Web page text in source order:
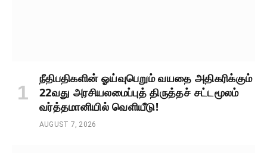
நீதிபதிகளின் ஓய்வுபெறும் வயதை அதிகரிக்கும்
22வது அரசியலமைப்புத் திருத்தச் சட்டமூலம்
வர்த்தமானியில் வெளியீடு!
AUGUST 7, 2026